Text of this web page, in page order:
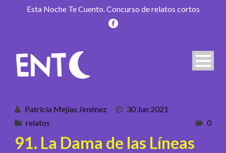
Esta Noche Te Cuento. Concurso de relatos cortos
Patricia Mejías Jiménez
30 Jun 2021
relatos
0
91. La Dama de las Líneas